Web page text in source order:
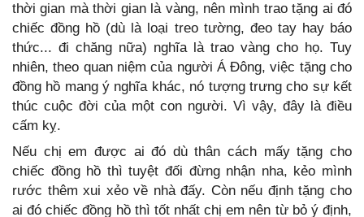
thời gian mà thời gian là vàng, nên mình trao tặng ai đó
chiếc đồng hồ (dù là loại treo tường, đeo tay hay báo
thức... đi chăng nữa) nghĩa là trao vàng cho họ. Tuy
nhiên, theo quan niệm của người Á Đông, việc tặng cho
đồng hồ mang ý nghĩa khác, nó tượng trưng cho sự kết
thúc cuộc đời của một con người. Vì vậy, đây là điều
cấm kỵ.
Nếu chị em được ai đó dù thân cách mấy tặng cho
chiếc đồng hồ thì tuyệt đối đừng nhận nha, kẻo mình
rước thêm xui xẻo về nhà đấy. Còn nếu định tặng cho
ai đó chiếc đồng hồ thì tốt nhất chị em nên từ bỏ ý định,